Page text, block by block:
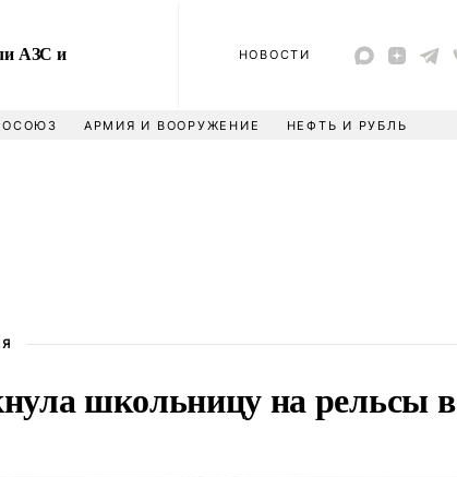
АЗС и
НОВОСТИ
АРМИЯ И ВООРУЖЕНИЕ НЕФТЬ И РУБЛЬ
школьницу на рельсы в